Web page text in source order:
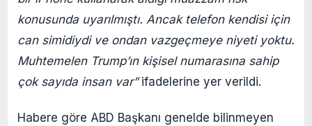
konusunda uyarılmıştı. Ancak telefon kendisi için
can simidiydi ve ondan vazgeçmeye niyeti yoktu.
Muhtemelen Trump’ın kişisel numarasına sahip
çok sayıda insan var”ifadelerine yer verildi.
Habere göre ABD Başkanı genelde bilinmeyen